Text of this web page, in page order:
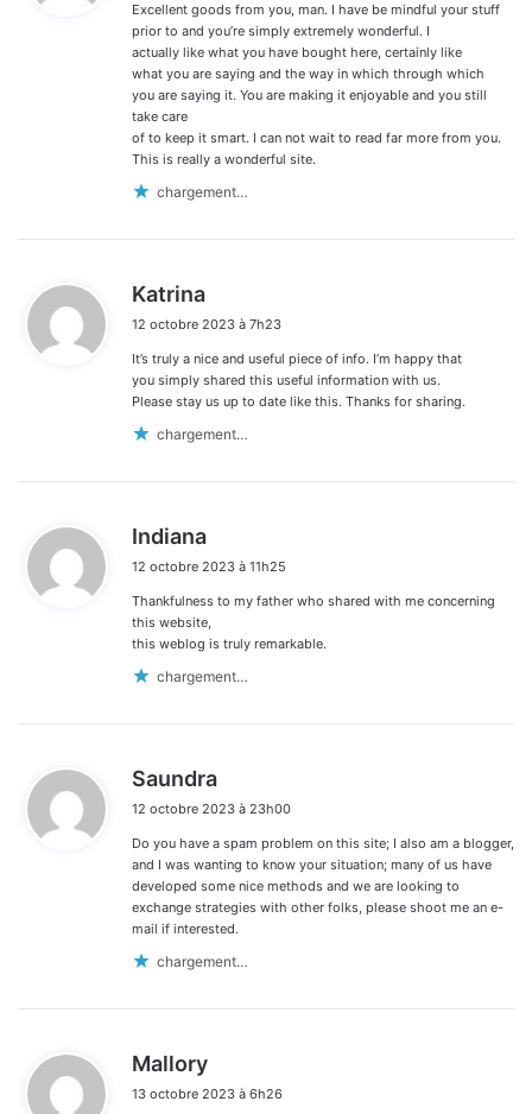
:
Excellent goods from you, man. I have be mindful your stuff
prior to and you’re simply extremely wonderful. I
actually like what you have bought here, certainly like
what you are saying and the way in which through which
you are saying it. You are making it enjoyable and you still
take care
of to keep it smart. I can not wait to read far more from you.
This is really a wonderful site.
chargement…
Katrina
t
:
12 octobre 2023 à 7h23
It’s truly a nice and useful piece of info. I’m happy that
you simply shared this useful information with us.
Please stay us up to date like this. Thanks for sharing.
chargement…
Indiana
t
:
12 octobre 2023 à 11h25
Thankfulness to my father who shared with me concerning
this website,
this weblog is truly remarkable.
chargement…
Saundra
t
:
12 octobre 2023 à 23h00
Do you have a spam problem on this site; I also am a blogger,
and I was wanting to know your situation; many of us have
developed some nice methods and we are looking to
exchange strategies with other folks, please shoot me an e-
mail if interested.
chargement…
Mallory
t
13 octobre 2023 à 6h26